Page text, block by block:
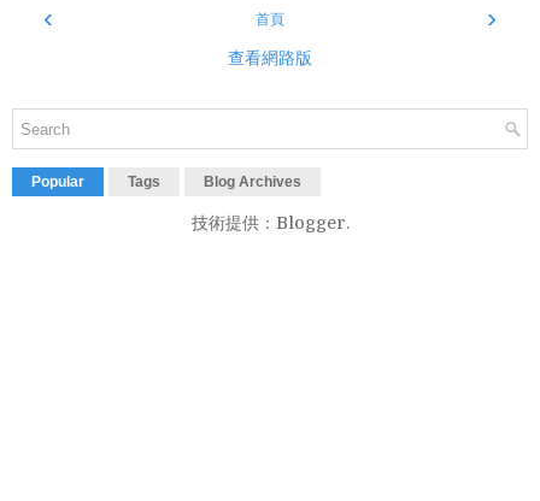
‹ ›
首頁
查看網路版
Popular Tags Blog Archives
技術提供： Blogger.